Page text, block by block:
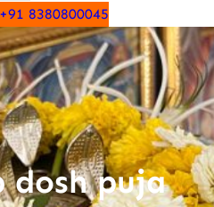
8380800045
dosh puja